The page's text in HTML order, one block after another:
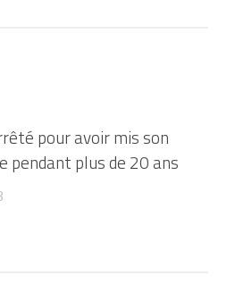
pour avoir mis son
pendant plus de 20 ans